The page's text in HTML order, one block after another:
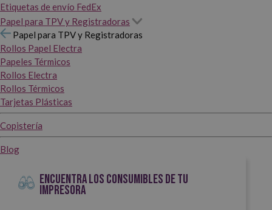
Etiquetas de envío FedEx
Papel para TPV y Registradoras
Papel para TPV y Registradoras
Rollos Papel Electra
Papeles Térmicos
Rollos Electra
Rollos Térmicos
Tarjetas Plásticas
Copistería
Blog
ENCUENTRA LOS CONSUMIBLES DE TU
IMPRESORA